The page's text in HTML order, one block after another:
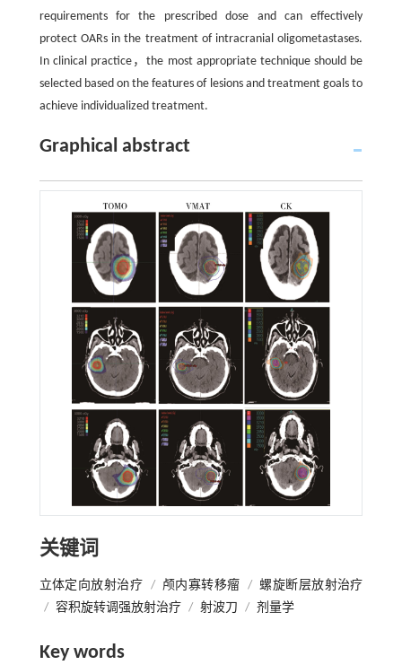
requirements for the prescribed dose and can effectively
protect OARs in the treatment of intracranial oligometastases.
In clinical practice，the most appropriate technique should be
selected based on the features of lesions and treatment goals to
achieve individualized treatment.
Graphical abstract
关键词
立体定向放射治疗 / 颅内寡转移瘤 / 螺旋断层放射治疗
/ 容积旋转调强放射治疗 / 射波刀 / 剂量学
Key words